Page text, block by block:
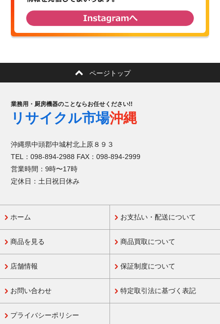
ページトップ
業務用・厨房機器のことならお任せください!!
リサイクル市場沖縄
沖縄県中頭郡中城村北上原８９３
TEL：098-894-2988 FAX：098-894-2999
営業時間：9時〜17時
定休日：土日祝日休み
ホーム
商品を見る
店舗情報
お問い合わせ
プライバシーポリシー
お支払い・配送について
商品買取について
保証制度について
特定取引法に基づく表記